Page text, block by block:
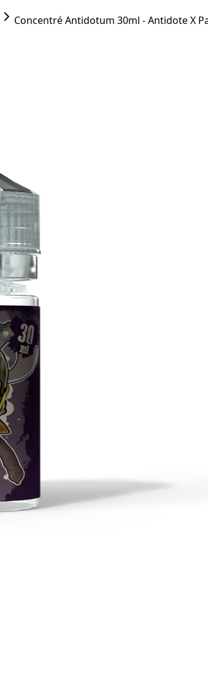
Concentré Antidotum 30ml - Antidote X